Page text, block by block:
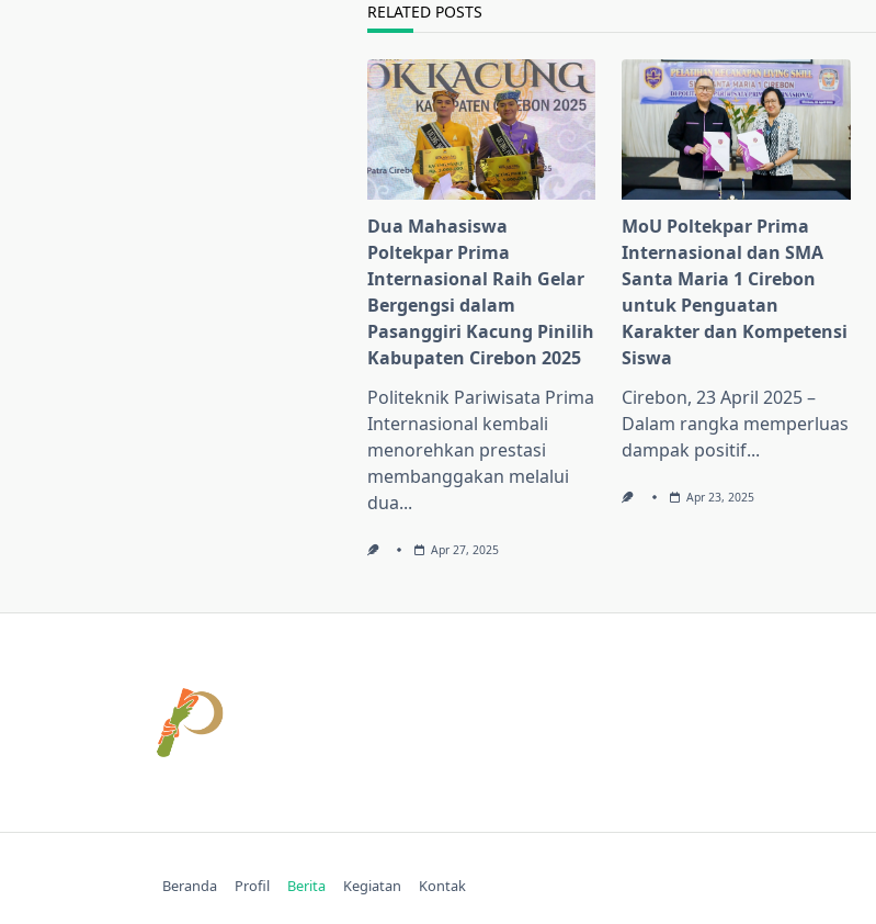
RELATED POSTS
Dua Mahasiswa
Poltekpar Prima
Internasional Raih Gelar
Bergengsi dalam
Pasanggiri Kacung Pinilih
Kabupaten Cirebon 2025
Politeknik Pariwisata Prima
Internasional kembali
menorehkan prestasi
membanggakan melalui
dua...
Apr 27, 2025
MoU Poltekpar Prima
Internasional dan SMA
Santa Maria 1 Cirebon
untuk Penguatan
Karakter dan Kompetensi
Siswa
Cirebon, 23 April 2025 –
Dalam rangka memperluas
dampak positif...
Apr 23, 2025
Beranda Profil Berita Kegiatan Kontak